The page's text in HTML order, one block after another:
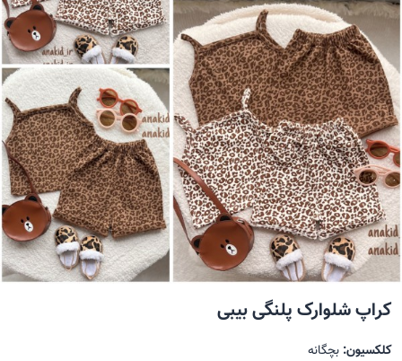
کراپ شلوارک پلنگی بیبی
کلکسیون: بچگانه